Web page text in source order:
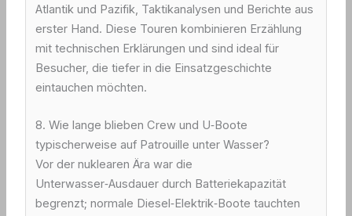
Atlantik und Pazifik, Taktikanalysen und Berichte aus
erster Hand. Diese Touren kombinieren Erzählung
mit technischen Erklärungen und sind ideal für
Besucher, die tiefer in die Einsatzgeschichte
eintauchen möchten.
8. Wie lange blieben Crew und U‑Boote
typischerweise auf Patrouille unter Wasser?
Vor der nuklearen Ära war die
Unterwasser‑Ausdauer durch Batteriekapazität
begrenzt; normale Diesel‑Elektrik‑Boote tauchten